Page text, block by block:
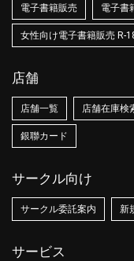
電子書籍販売 電子書
女性向け電子書籍販売 R-
店舗
店舗一覧 店舗在庫検
銀聯カード
サークル向け
サークル委託案内 新
サービス